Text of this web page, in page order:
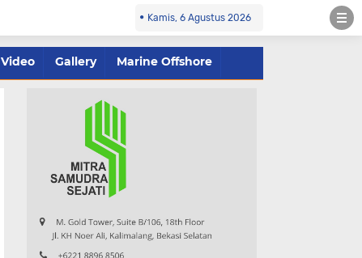
Kamis, 6 Agustus 2026
Video Gallery Marine Offshore